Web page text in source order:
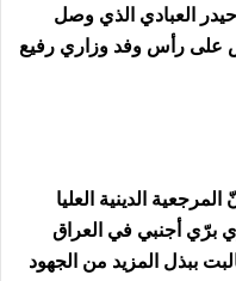
العبادي الذي وصل
رأس وفد وزاري رفيع
الدينية العليا
أجنبي في العراق
ببذل المزيد من الجهود